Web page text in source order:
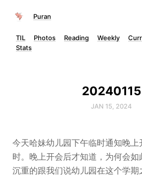
Puran
TIL Photos Reading Weekly
Stats
20240115
JAN 15, 2024
今天哈妹幼儿园下午临时通知晚上
时。晚上开会后才知道，为何会如
沉重的跟我们说幼儿园在这个学